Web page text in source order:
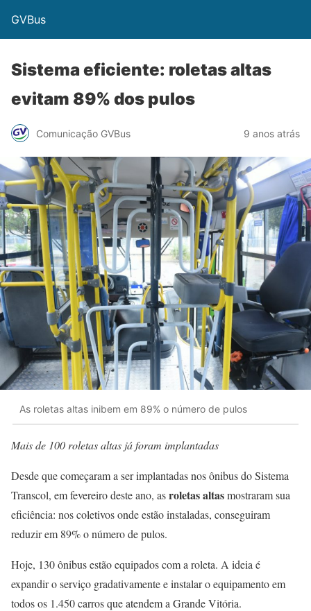
GVBus
Sistema eficiente: roletas altas
evitam 89% dos pulos
Comunicação GVBus 9 anos atrás
As roletas altas inibem em 89% o número de pulos
Mais de 100 roletas altas já foram implantadas
Desde que começaram a ser implantadas nos ônibus do Sistema
Transcol, em fevereiro deste ano, asroletas altasmostraram sua
eficiência: nos coletivos onde estão instaladas, conseguiram
reduzir em 89% o número de pulos.
Hoje, 130 ônibus estão equipados com a roleta. A ideia é
expandir o serviço gradativamente e instalar o equipamento em
todos os 1.450 carros que atendem a Grande Vitória.